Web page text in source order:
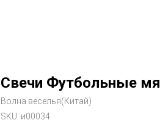
Свечи Футбольные
Волна веселья(Китай)
SKU: и00034